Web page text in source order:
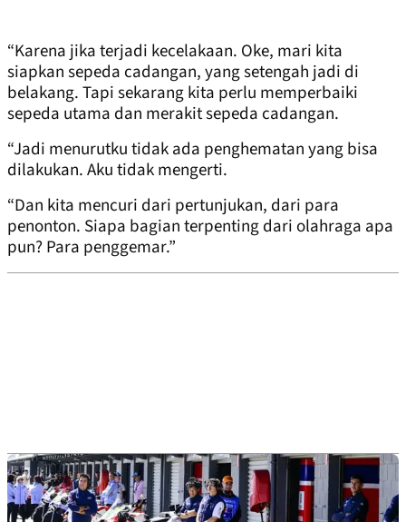
“Karena jika terjadi kecelakaan. Oke, mari kita
siapkan sepeda cadangan, yang setengah jadi di
belakang. Tapi sekarang kita perlu memperbaiki
sepeda utama dan merakit sepeda cadangan.
“Jadi menurutku tidak ada penghematan yang bisa
dilakukan. Aku tidak mengerti.
“Dan kita mencuri dari pertunjukan, dari para
penonton. Siapa bagian terpenting dari olahraga apa
pun? Para penggemar.”